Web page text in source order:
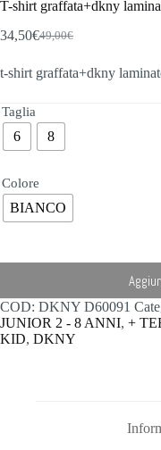
T-shirt graffata+dkny
49,00€
Il
originale
34,50€Il
attuale
t-shirt graffata+dkny
Taglia
6 8
Colore
BIANCO
COD: DKNY D60091
JUNIOR 2 - 8 ANNI, +
KID, DKNY